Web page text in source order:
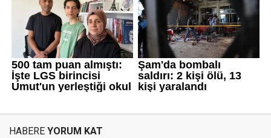
HABERE YORUM KAT